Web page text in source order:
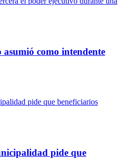
como intendente
pide que